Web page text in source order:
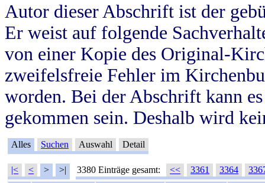
Autor dieser Abschrift ist der
Er weist auf folgende
von einer Kopie des Original-
zweifelsfreie Fehler im
worden. Bei der Abschrift kann
gekommen sein. Deshalb wird
Alles Suchen Auswahl Detail
|< < > >| 3380 Einträge gesamt: << 3361 3364